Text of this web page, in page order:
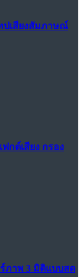
ปเสียงสัมภาษณ์
ฟกต์เสียง กรอง
ร์ภาพ 3 มิติแบบสด